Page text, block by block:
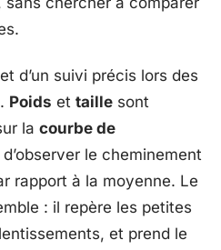
d’un suivi précis lors des
Poids et taille sont
la courbe de
le cheminement
rapport à la moyenne. Le
: il repère les petites
et prend le